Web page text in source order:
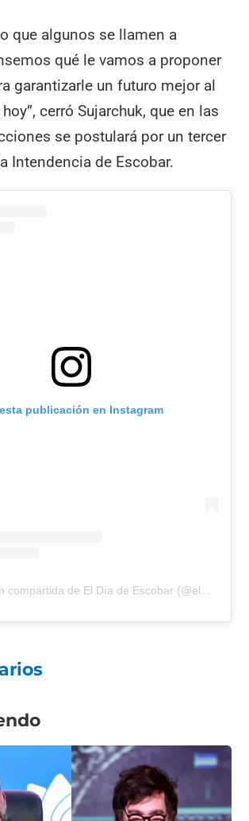
que algunos se llamen a
qué le vamos a proponer
garantizarle un futuro mejor al
cerró Sujarchuk, que en las
se postulará por un tercer
Intendencia de Escobar.
publicación en Instagram